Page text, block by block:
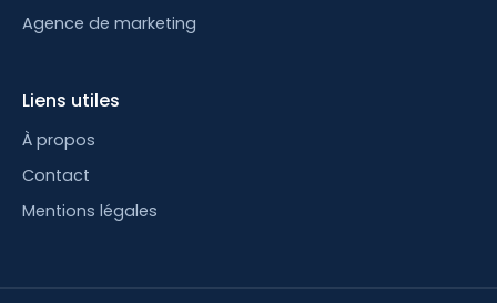
Agence de marketing
Liens utiles
À propos
Contact
Mentions légales